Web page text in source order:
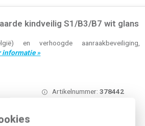
kindveilig S1/B3/B7 wit glans
en verhoogde
informatie »
Artikelnummer:378442